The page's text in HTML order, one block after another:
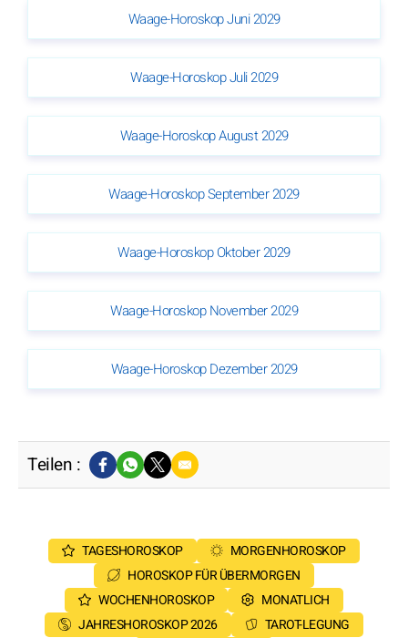
Waage-Horoskop Juni 2029
Waage-Horoskop Juli 2029
Waage-Horoskop August 2029
Waage-Horoskop September 2029
Waage-Horoskop Oktober 2029
Waage-Horoskop November 2029
Waage-Horoskop Dezember 2029
Teilen :
TAGESHOROSKOP
MORGENHOROSKOP
HOROSKOP FÜR ÜBERMORGEN
WOCHENHOROSKOP
MONATLICH
JAHRESHOROSKOP 2026
TAROT-LEGUNG